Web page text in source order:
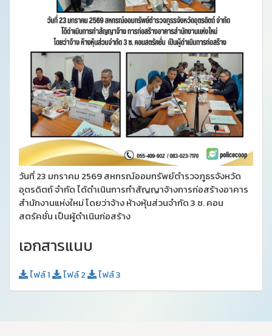
วันที่ 23 มกราคม 2569 สหกรณ์ออมทรัพย์ตำรวจภูธรจังหวัด
อุตรดิตถ์ จำกัด ได้ดำเนินการทำสัญญาจ้างการก่อสร้างอาคาร
สำนักงานแห่งใหม่ โดยว่าจ้าง ห้างหุ้นส่วนจำกัด 3 ซ. คอน
สตรัคชั่น เป็นผู้ดำเนินก่อสร้าง
เอกสารแนบ
ไฟล์ 1 ไฟล์ 2 ไฟล์ 3